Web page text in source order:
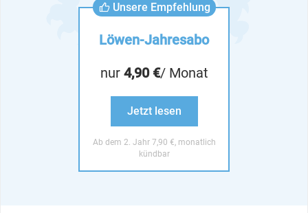
Unsere Empfehlung
Löwen-Jahresabo
nur 4,90 €/ Monat
Jetzt lesen
Ab dem 2. Jahr 7,90 €, monatlich
kündbar